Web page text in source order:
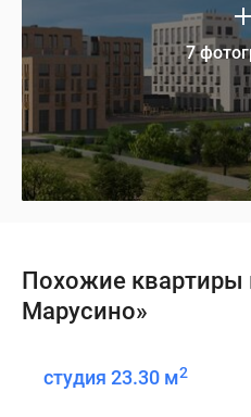
7
Похожие
Марусино»
студия 23.30 м2